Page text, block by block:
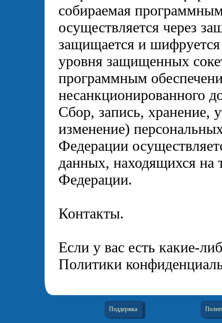
собираемая
осуществляется через
защищается и
уровня защищенных
программным
несанкционированного
Сбор, запись, хранение,
изменение)
Федерации
данных, находящихся на
Федерации.
Контакты.
Если у вас есть какие-
Политики
Поддержка